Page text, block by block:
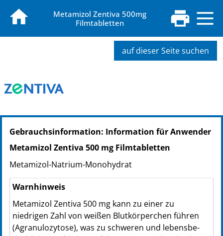
Metamizol Zentiva 500mg
Filmtabletten
auf dieser Seite suchen
PZN: 17418844
PPN: 111741884420
NTIN: 04150174188441
PPN: 111741887339
NTIN: 04150174188731
PZN: 17418896
PPN: 111741889692
NTIN: 04150174188960
PZN: 17418910
Gebrauchsinformation: Information für Anwender
Metamizol Zentiva 500 mg Filmtabletten
Metamizol-Natrium-Monohydrat
Warnhinweis
Me­ta­mi­zol Zentiva 500 mg kann zu ei­ner zu
niedrigen Zahl von weißen Blutkörperchen führen
(Agra­nu­lo­zy­to­se), was zu schweren und le­bens­be­